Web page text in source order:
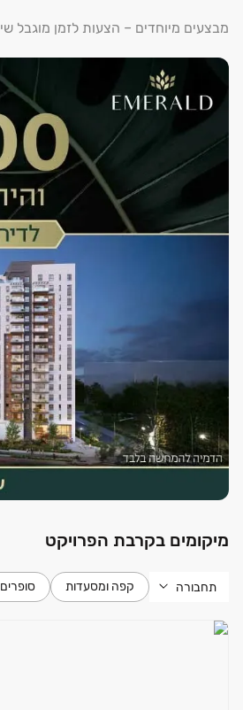
מבצעים מיוחדים – הצעות לזמן מוגבל
מיקומים בקרבת הפרויקט
תחבורה קפה ומסעדות סופרים